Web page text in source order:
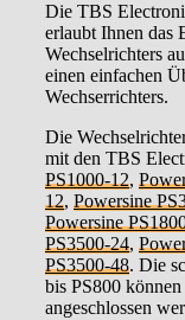
Die TBS
erlaubt Ihnen das
Wechselrichters
einen einfachen
Wechserrichters.
Die
mit den TBS
PS1000-12,
12, Powersine
Powersine
PS3500-24,
PS3500-48. Die
bis PS800
angeschlossen